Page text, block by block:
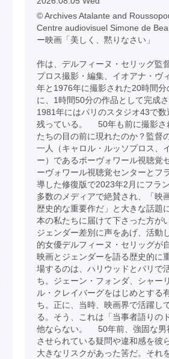
© Archives Atalante and
Centre audiovisuel Simone de
ー映画「美しく、黙りなさい」
永野眞
作は、デルフィーヌ・セリッグ監
プロス撮影・編集、イオアナ・ヴ
年と1976年に撮影された20時間分
に、1時間50分の作品として完成さ
1981年にはパリのスタジオ43で
残っている。 50年も前に撮影さ
たちの目の前に現れたのか？監督
一人（キャロル・ルッソプロス、
ー）であるボーヴォワール視聴覚
ーヴォワール視聴覚センターとフ
導した修復版で2023年2月にフラ
多数のメディアで絶賛され、「映
歴史的な重要作だ」と大きな話題
本の私たちに届けて下さった方が
ジェンダー差別に声をあげ、活動
的女優デルフィーヌ・セリッグが
映画とジェンダーを語る歴史的に
場するのは、ハリウッドとパリで
ち。ジェーン・フォンダ、シャー
ル・クレイバーグをはじめとする
ち。正に、当時、映画界で活躍し
る。そう、これは「当事者語りの
他ならない。 50年前、強固な男
させられている疑問や違和感を彼
大きなリスクがあった筈だ。それ